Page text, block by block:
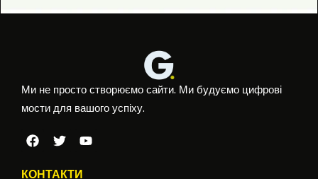
Ми не просто створюємо сайти. Ми будуємо цифрові
мости для вашого успіху.
КОНТАКТИ